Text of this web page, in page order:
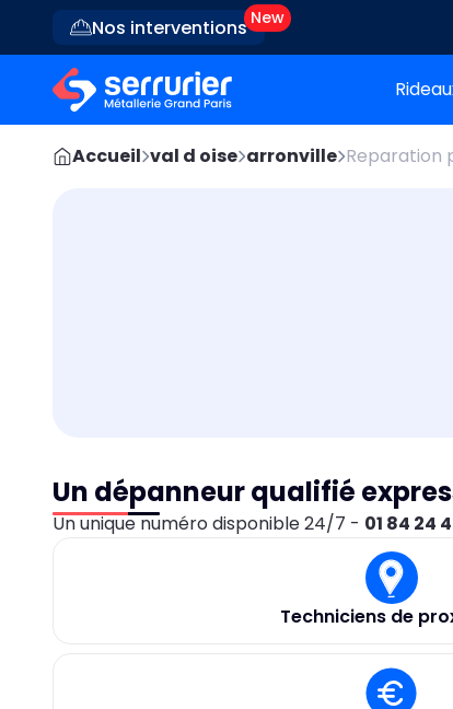
Nos interventions
Accueil val d oise arronville Reparation
Un dépanneur qualifié
Un unique numéro disponible 24/7 - 01 84 24
Techniciens de